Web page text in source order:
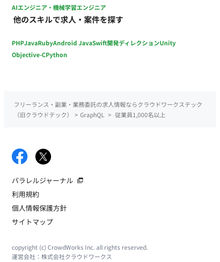
AIエンジニア・機械学習エンジニア
他のスキルで求人・案件を探す
PHPJavaRubyAndroid JavaSwift開発ディレクションUnity
Objective-CPython
フリーランス・副業・業務委託の求人情報ならクラウドワークステック
（旧クラウドテック）
> GraphQL > 従業員1,000名以上
パラレルジャーナル
利用規約
個人情報保護方針
サイトマップ
copyright (c) CrowdWorks Inc. all rights reserved.
運営会社： 株式会社クラウドワークス